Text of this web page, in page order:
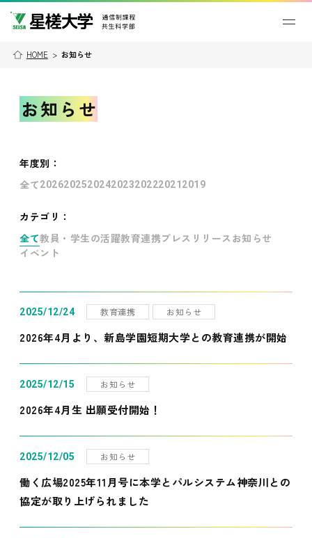
HOME > お知らせ
お知らせ
年度別 ：
全て202620252024202320222021 2019
カテゴリ：
全て教員・学生の活躍教育連携プレスリリース お知らせ
イベント
2025/12/24 教育連携 お知らせ
2026年4月より、新島学園短期大学との教育連携が開始
2025/12/15 お知らせ
2026年4月生 出願受付開始！
2025/12/05 お知らせ
働く広場2025年11月号に本学とパルシステム神奈川との
協定が取り上げられました